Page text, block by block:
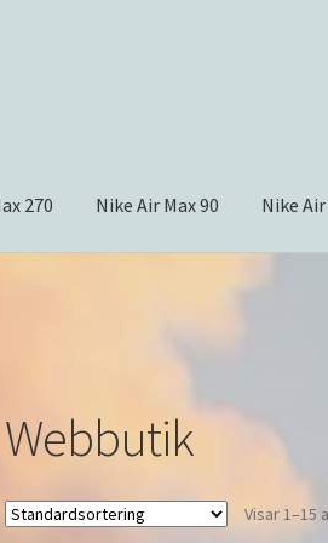
270 Nike Air Max 90 Nike
Webbutik
Visar 1–15